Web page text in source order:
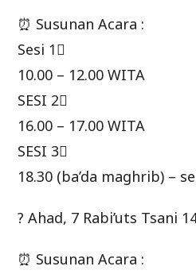
⏰ Susunan Acara :
Sesi 1⃣
10.00 – 12.00 WITA
SESI 2⃣
16.00 – 17.00 WITA
SESI 3⃣
18.30 (ba’da maghrib) –
? Ahad, 7 Rabi’uts Tsani
⏰ Susunan Acara :